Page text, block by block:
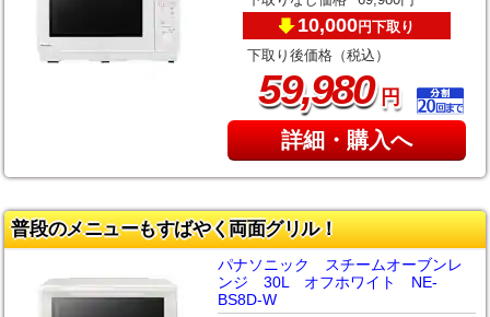
10,000円下取り
下取り後価格（税込）
59,980円
詳細・購入へ
普段のメニューもすばやく両面グリル！
パナソニック スチームオーブンレ
ンジ 30L オフホワイト NE-
BS8D-W